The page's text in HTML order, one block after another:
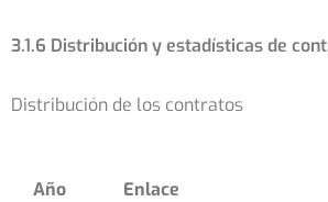
3.1.6 Distribución y estadísticas de
Distribución de los contratos
Año Enlace